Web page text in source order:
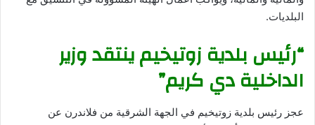
البلديات.
“رئيس بلدية زوتيخيم ينتقد وزير
الداخلية دي كريم”
عجز رئيس بلدية زوتيخيم في الجهة الشرقية من فلاندرن عن